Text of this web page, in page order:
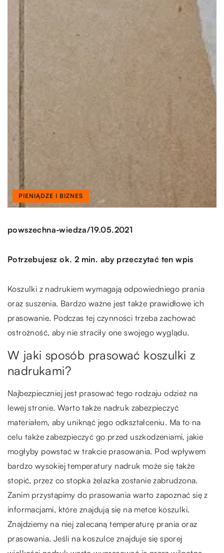
PIENIĄDZE I BIZNES
powszechna-wiedza/19.05.2021
Potrzebujesz ok. 2 min. aby przeczytać ten wpis
Koszulki z nadrukiem wymagają odpowiedniego prania
oraz suszenia. Bardzo ważne jest także prawidłowe ich
prasowanie. Podczas tej czynności trzeba zachować
ostrożność, aby nie straciły one swojego wyglądu.
W jaki sposób prasować koszulki z
nadrukami?
Najbezpieczniej jest prasować tego rodzaju odzież na
lewej stronie. Warto także nadruk zabezpieczyć
materiałem, aby uniknąć jego odkształceniu. Ma to na
celu także zabezpieczyć go przed uszkodzeniami, jakie
mogłyby powstać w trakcie prasowania. Pod wpływem
bardzo wysokiej temperatury nadruk może się także
stopić, przez co stopka żelazka zostanie zabrudzona.
Zanim przystąpimy do prasowania warto zapoznać się z
informacjami, które znajdują się na metce koszulki.
Znajdziemy na niej zalecaną temperaturę prania oraz
prasowania. Jeśli na koszulce znajduje się sporej